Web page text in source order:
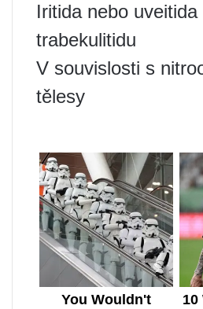
Iritida nebo
trabekulitidu
V souvislosti s
tělesy